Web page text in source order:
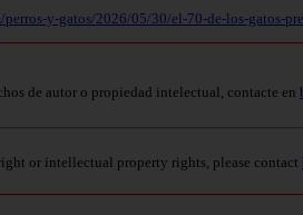
y-gatos/2026/05/30/el-70-de-los-gatos-
de autor o propiedad intelectual, contacte en
or intellectual property rights, please contact